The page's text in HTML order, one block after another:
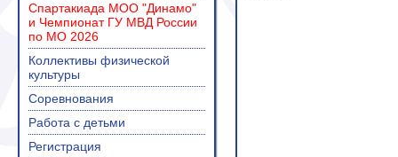
Спартакиада МОО "Динамо"
и Чемпионат ГУ МВД России
по МО 2026
Коллективы физической
культуры
Соревнования
Работа с детьми
Регистрация